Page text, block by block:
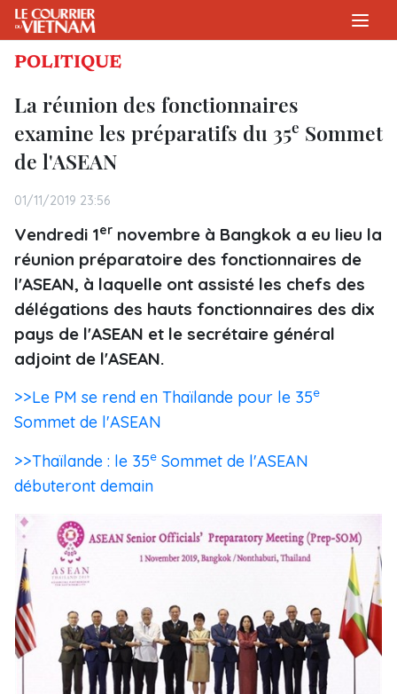
POLITIQUE
La réunion des fonctionnaires
examine les préparatifs du 35e Sommet
de l'ASEAN
01/11/2019 23:56
Vendredi 1er novembre à Bangkok a eu lieu la
réunion préparatoire des fonctionnaires de
l'ASEAN, à laquelle ont assisté les chefs des
délégations des hauts fonctionnaires des dix
pays de l'ASEAN et le secrétaire général
adjoint de l'ASEAN.
>>Le PM se rend en Thaïlande pour le 35e
Sommet de l'ASEAN
>>Thaïlande : le 35e Sommet de l'ASEAN
débuteront demain